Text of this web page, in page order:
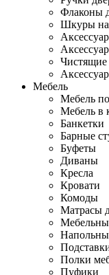
Флаконы
Шкуры
Чистящие
Мебель
Мебель
Мебель в
Банкетки
Барные
Буфеты
Диваны
Кресла
Кровати
Комоды
Матрасы
Полки
Пуфики